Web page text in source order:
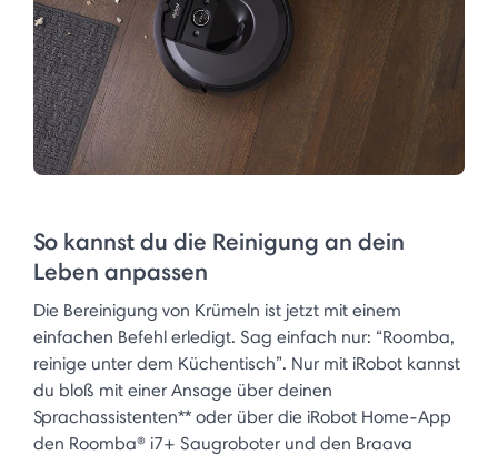
So kannst du die Reinigung an dein
Leben anpassen
Die Bereinigung von Krümeln ist jetzt mit einem
einfachen Befehl erledigt. Sag einfach nur: “Roomba,
reinige unter dem Küchentisch”. Nur mit iRobot kannst
du bloß mit einer Ansage über deinen
Sprachassistenten** oder über die iRobot Home-App
den Roomba® i7+ Saugroboter und den Braava